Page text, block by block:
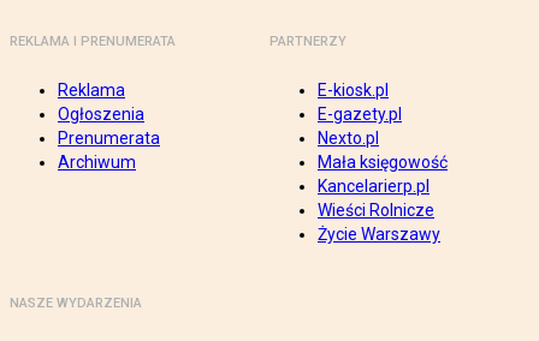
REKLAMA I PRENUMERATA
Reklama
Ogłoszenia
Prenumerata
Archiwum
PARTNERZY
E-kiosk.pl
E-gazety.pl
Nexto.pl
Mała księgowość
Kancelarierp.pl
Wieści Rolnicze
Życie Warszawy
NASZE WYDARZENIA